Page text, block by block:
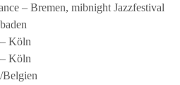
– Bremen, mibnight Jazzfestival
Köln
Köln
Belgien